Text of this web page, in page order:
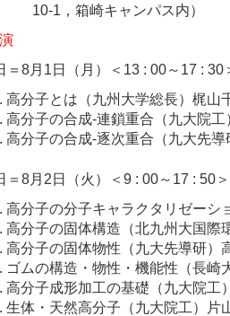
10-1，箱崎キャンパス内）
＝8月1日（月）＜13 : 00～17 : 30
高分子とは（九州大学総長）梶山
高分子の合成-連鎖重合（九大院工
高分子の合成-逐次重合（九大先
＝8月2日（火）＜9 : 00～17 : 50＞
高分子の分子キャラクタリゼーシ
高分子の固体構造（北九州大国際
高分子の固体物性（九大先導研
ゴムの構造・物性・機能性（長崎
高分子成形加工の基礎（九大院工
生体・天然高分子（九大院工）片